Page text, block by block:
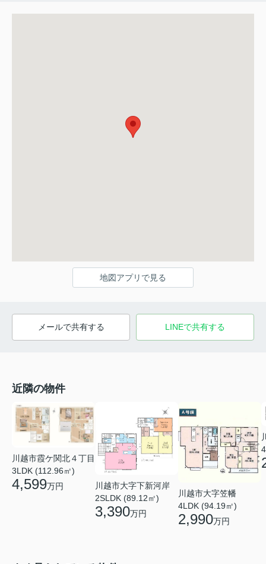
地図アプリで見る
メールで共有する LINEで共有する
近隣の物件
川越市霞ケ関北４丁目
3LDK (112.96㎡)
4,599万円
川越市大字下新河岸
2SLDK (89.12㎡)
3,390万円
川越市大字笠幡
4LDK (94.19㎡)
2,990万円